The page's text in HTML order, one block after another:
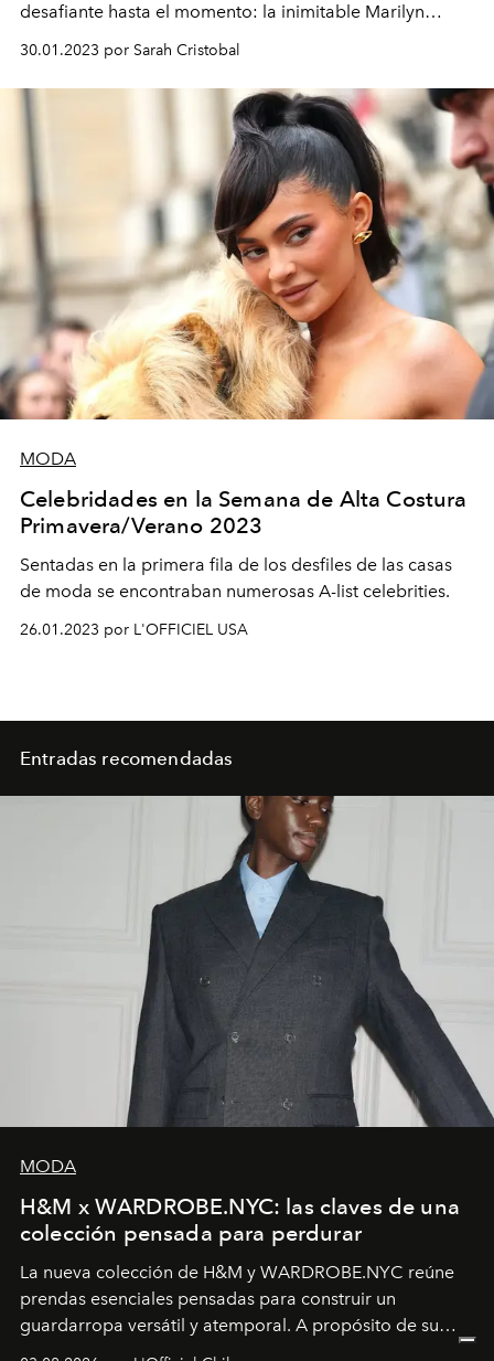
desafiante hasta el momento: la inimitable Marilyn
30.01.2023 por Sarah Cristobal
MODA
Celebridades en la Semana de Alta Costura
Primavera/Verano 2023
Sentadas en la primera fila de los desfiles de las casas
de moda se encontraban numerosas A-list celebrities.
26.01.2023 por L'OFFICIEL USA
Entradas recomendadas
MODA
H&M x WARDROBE.NYC: las claves de una
colección pensada para perdurar
La nueva colección de H&M y WARDROBE.NYC reúne
prendas esenciales pensadas para construir un
guardarropa versátil y atemporal. A propósito de su
lanzamiento, los fundadores de la firma neoyorquina y